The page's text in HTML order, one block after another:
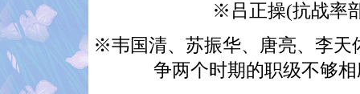
※吕正操(抗战率
※韦国清、苏振华、唐亮、李天
争两个时期的职级不够